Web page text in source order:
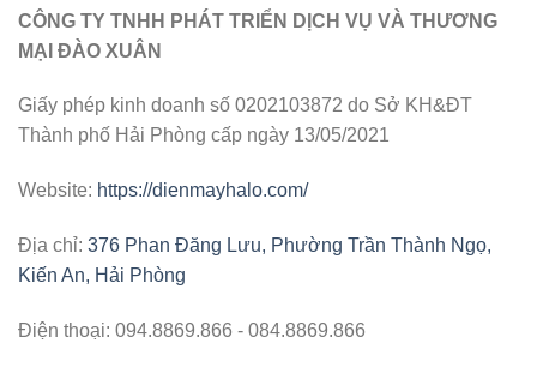
CÔNG TY TNHH PHÁT TRIỂN DỊCH VỤ VÀ THƯƠNG
MẠI ĐÀO XUÂN
Giấy phép kinh doanh số 0202103872 do Sở KH&ĐT
Thành phố Hải Phòng cấp ngày 13/05/2021
Website: https://dienmayhalo.com/
Địa chỉ: 376 Phan Đăng Lưu, Phường Trần Thành Ngọ,
Kiến An, Hải Phòng
Điện thoại: 094.8869.866 - 084.8869.866